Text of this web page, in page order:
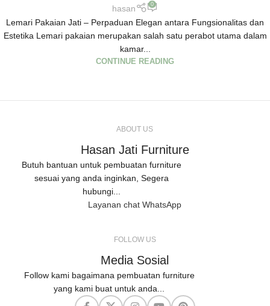
hasan 0
Lemari Pakaian Jati – Perpaduan Elegan antara Fungsionalitas dan
Estetika Lemari pakaian merupakan salah satu perabot utama dalam
kamar...
CONTINUE READING
ABOUT US
Hasan Jati Furniture
Butuh bantuan untuk pembuatan furniture
sesuai yang anda inginkan, Segera
hubungi...
Layanan chat WhatsApp
FOLLOW US
Media Sosial
Follow kami bagaimana pembuatan furniture
yang kami buat untuk anda...